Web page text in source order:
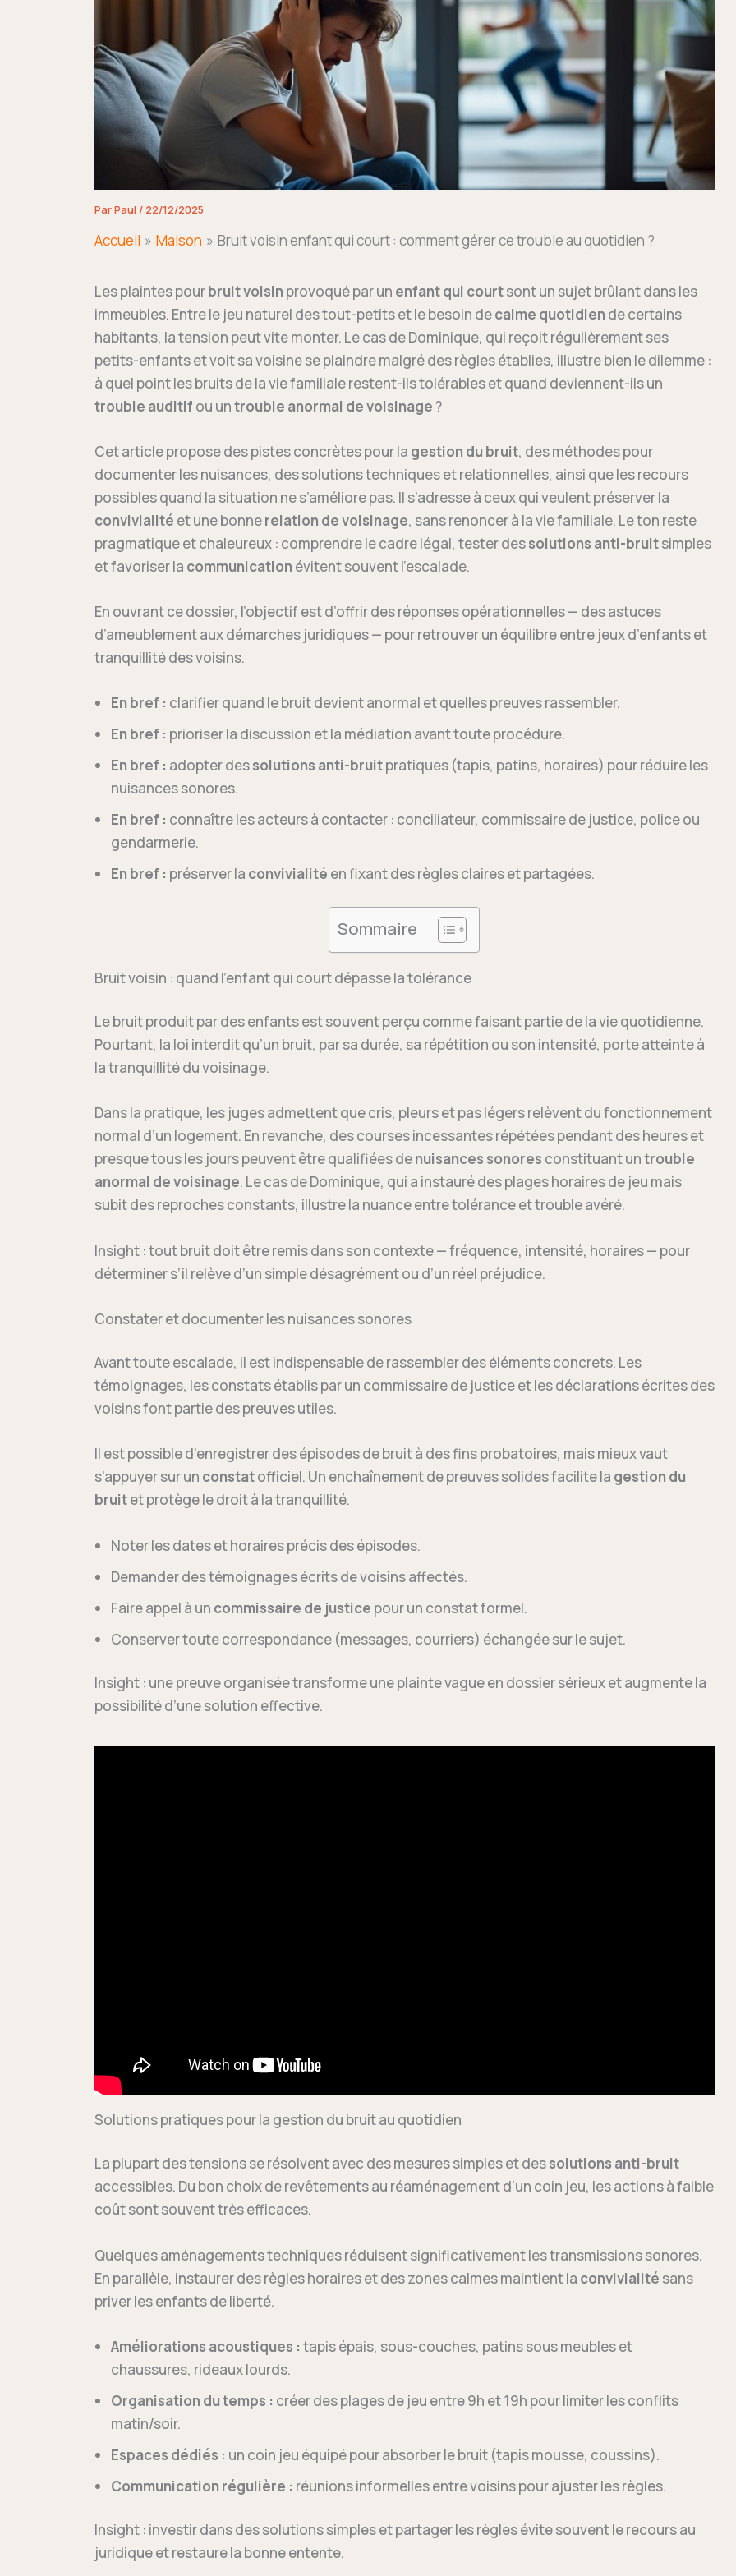
ParPaul / 22/12/2025
Accueil Maison Bruit voisin enfant qui court : comment gérer ce trouble au quotidien ?
Les plaintes pourbruit voisin provoqué par un enfant qui courtsont un sujet brûlant dans les
immeubles. Entre le jeu naturel des tout-petits et le besoin decalme quotidien de certains
habitants, la tension peut vite monter. Le cas de Dominique, qui reçoit régulièrement ses
petits-enfants et voit sa voisine se plaindre malgré des règles établies, illustre bien le dilemme :
à quel point les bruits de la vie familiale restent-ils tolérables et quand deviennent-ils un
trouble auditif ou untrouble anormal de voisinage?
Cet article propose des pistes concrètes pour la gestion du bruit, des méthodes pour
documenter les nuisances, des solutions techniques et relationnelles, ainsi que les recours
possibles quand la situation ne s’améliore pas. Il s’adresse à ceux qui veulent préserver la
convivialité et une bonnerelation de voisinage, sans renoncer à la vie familiale. Le ton reste
pragmatique et chaleureux : comprendre le cadre légal, tester dessolutions anti-bruitsimples
et favoriser la communication évitent souvent l’escalade.
En ouvrant ce dossier, l’objectif est d’offrir des réponses opérationnelles — des astuces
d’ameublement aux démarches juridiques — pour retrouver un équilibre entre jeux d’enfants et
tranquillité des voisins.
En bref : clarifier quand le bruit devient anormal et quelles preuves rassembler.
En bref : prioriser la discussion et la médiation avant toute procédure.
En bref : adopter dessolutions anti-bruitpratiques (tapis, patins, horaires) pour réduire les
nuisances sonores.
En bref : connaître les acteurs à contacter : conciliateur, commissaire de justice, police ou
gendarmerie.
En bref : préserver la convivialité en fixant des règles claires et partagées.
Sommaire
Bruit voisin : quand l’enfant qui court dépasse la tolérance
Le bruit produit par des enfants est souvent perçu comme faisant partie de la vie quotidienne.
Pourtant, la loi interdit qu’un bruit, par sa durée, sa répétition ou son intensité, porte atteinte à
la tranquillité du voisinage.
Dans la pratique, les juges admettent que cris, pleurs et pas légers relèvent du fonctionnement
normal d’un logement. En revanche, des courses incessantes répétées pendant des heures et
presque tous les jours peuvent être qualifiées denuisances sonores constituant untrouble
anormal de voisinage. Le cas de Dominique, qui a instauré des plages horaires de jeu mais
subit des reproches constants, illustre la nuance entre tolérance et trouble avéré.
Insight : tout bruit doit être remis dans son contexte — fréquence, intensité, horaires — pour
déterminer s’il relève d’un simple désagrément ou d’un réel préjudice.
Constater et documenter les nuisances sonores
Avant toute escalade, il est indispensable de rassembler des éléments concrets. Les
témoignages, les constats établis par un commissaire de justice et les déclarations écrites des
voisins font partie des preuves utiles.
Il est possible d’enregistrer des épisodes de bruit à des fins probatoires, mais mieux vaut
s’appuyer sur un constatofficiel. Un enchaînement de preuves solides facilite la gestion du
bruitet protège le droit à la tranquillité.
Noter les dates et horaires précis des épisodes.
Demander des témoignages écrits de voisins affectés.
Faire appel à un commissaire de justice pour un constat formel.
Conserver toute correspondance (messages, courriers) échangée sur le sujet.
Insight : une preuve organisée transforme une plainte vague en dossier sérieux et augmente la
possibilité d’une solution effective.
Solutions pratiques pour la gestion du bruit au quotidien
La plupart des tensions se résolvent avec des mesures simples et dessolutions anti-bruit
accessibles. Du bon choix de revêtements au réaménagement d’un coin jeu, les actions à faible
coût sont souvent très efficaces.
Quelques aménagements techniques réduisent significativement les transmissions sonores.
En parallèle, instaurer des règles horaires et des zones calmes maintient la convivialité sans
priver les enfants de liberté.
Améliorations acoustiques : tapis épais, sous-couches, patins sous meubles et
chaussures, rideaux lourds.
Organisation du temps : créer des plages de jeu entre 9h et 19h pour limiter les conflits
matin/soir.
Espaces dédiés : un coin jeu équipé pour absorber le bruit (tapis mousse, coussins).
Communication régulière : réunions informelles entre voisins pour ajuster les règles.
Insight : investir dans des solutions simples et partager les règles évite souvent le recours au
juridique et restaure la bonne entente.